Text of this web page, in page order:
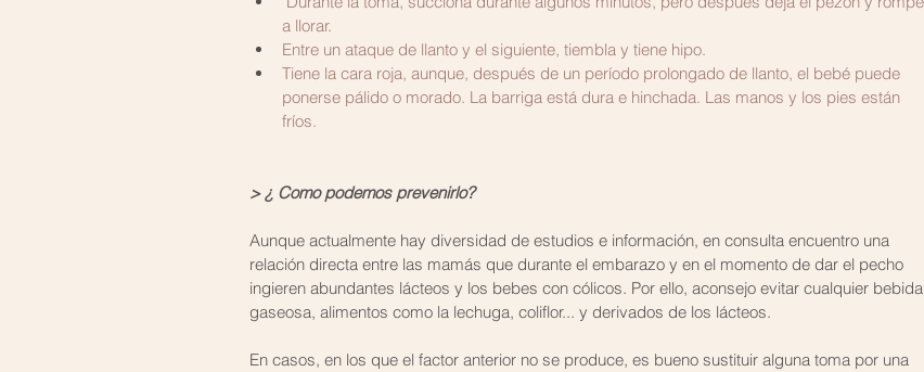
a llorar.
Entre un ataque de llanto y el siguiente, tiembla y tiene hipo.
Tiene la cara roja, aunque, después de un período prolongado de llanto, el bebé puede
ponerse pálido o morado. La barriga está dura e hinchada. Las manos y los pies están
fríos.
> ¿ Como podemos prevenirlo?
Aunque actualmente hay diversidad de estudios e información, en consulta encuentro una
relación directa entre las mamás que durante el embarazo y en el momento de dar el pecho
ingieren abundantes lácteos y los bebes con cólicos. Por ello, aconsejo evitar cualquier bebida
gaseosa, alimentos como la lechuga, coliflor... y derivados de los lácteos.
En casos, en los que el factor anterior no se produce, es bueno sustituir alguna toma por una